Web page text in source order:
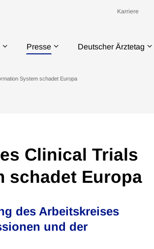
Karriere
Presse Deutscher Ärztetag
System schadet Europa
Clinical Trials
schadet Europa
des Arbeitskreises
und der